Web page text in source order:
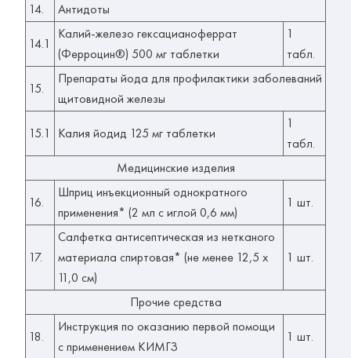
14. Антидоты
14.1
Калий-железо гексацианоферрат
(Ферроцин®) 500 мг таблетки
1
табл.
15.
Препараты йода для профилактики заболеваний
щитовидной железы
15.1 Калия йодид 125 мг таблетки
1
табл.
Медицинские изделия
16.
Шприц инъекционный однократного
применения* (2 мл с иглой 0,6 мм)
1 шт.
17.
Салфетка антисептическая из нетканого
материала спиртовая* (не менее 12,5 х
11,0 см)
1 шт.
Прочие средства
18.
Инструкция по оказанию первой помощи
с применением КИМГЗ
1 шт.